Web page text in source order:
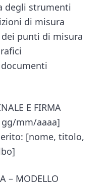
degli strumenti
di misura
punti di misura
documenti
E FIRMA
mm/aaaa]
[nome, titolo,
– MODELLO